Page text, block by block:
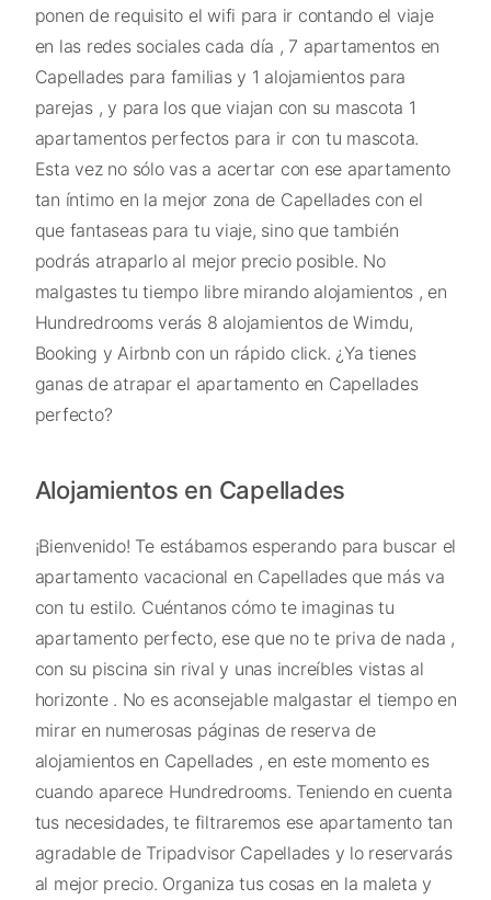
ponen de requisito el wifi para ir contando el viaje
en las redes sociales cada día , 7 apartamentos en
Capellades para familias y 1 alojamientos para
parejas , y para los que viajan con su mascota 1
apartamentos perfectos para ir con tu mascota.
Esta vez no sólo vas a acertar con ese apartamento
tan íntimo en la mejor zona de Capellades con el
que fantaseas para tu viaje, sino que también
podrás atraparlo al mejor precio posible. No
malgastes tu tiempo libre mirando alojamientos , en
Hundredrooms verás 8 alojamientos de Wimdu,
Booking y Airbnb con un rápido click. ¿Ya tienes
ganas de atrapar el apartamento en Capellades
perfecto?
Alojamientos en Capellades
¡Bienvenido! Te estábamos esperando para buscar el
apartamento vacacional en Capellades que más va
con tu estilo. Cuéntanos cómo te imaginas tu
apartamento perfecto, ese que no te priva de nada ,
con su piscina sin rival y unas increíbles vistas al
horizonte . No es aconsejable malgastar el tiempo en
mirar en numerosas páginas de reserva de
alojamientos en Capellades , en este momento es
cuando aparece Hundredrooms. Teniendo en cuenta
tus necesidades, te filtraremos ese apartamento tan
agradable de Tripadvisor Capellades y lo reservarás
al mejor precio. Organiza tus cosas en la maleta y